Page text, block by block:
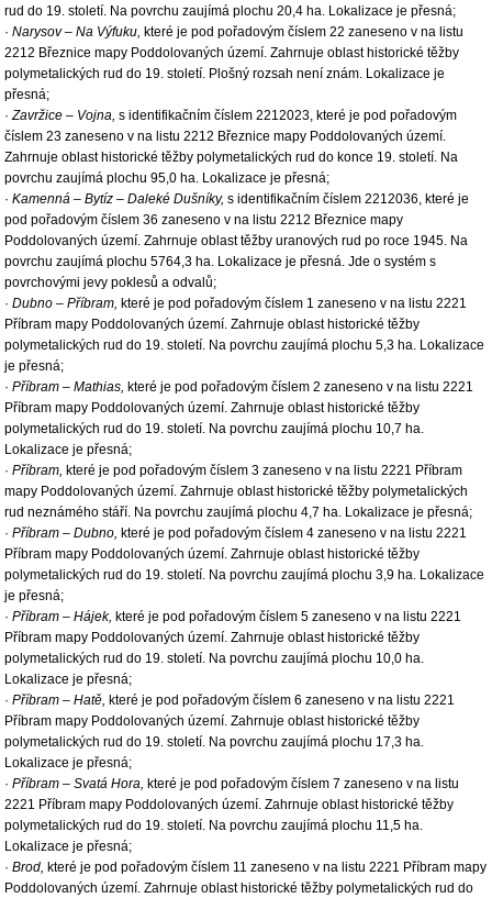
rud do 19. století. Na povrchu zaujímá plochu 20,4 ha. Lokalizace je přesná;
·Narysov – Na Výfuku, které je pod pořadovým číslem 22 zaneseno v na listu
2212 Březnice mapy Poddolovaných území. Zahrnuje oblast historické těžby
polymetalických rud do 19. století. Plošný rozsah není znám. Lokalizace je
přesná;
·Zavržice – Vojna, s identifikačním číslem 2212023, které je pod pořadovým
číslem 23 zaneseno v na listu 2212 Březnice mapy Poddolovaných území.
Zahrnuje oblast historické těžby polymetalických rud do konce 19. století. Na
povrchu zaujímá plochu 95,0 ha. Lokalizace je přesná;
·Kamenná – Bytíz – Daleké Dušníky,s identifikačním číslem 2212036, které je
pod pořadovým číslem 36 zaneseno v na listu 2212 Březnice mapy
Poddolovaných území. Zahrnuje oblast těžby uranových rud po roce 1945. Na
povrchu zaujímá plochu 5764,3 ha. Lokalizace je přesná. Jde o systém s
povrchovými jevy poklesů a odvalů;
·Dubno – Příbram,které je pod pořadovým číslem 1 zaneseno v na listu 2221
Příbram mapy Poddolovaných území. Zahrnuje oblast historické těžby
polymetalických rud do 19. století. Na povrchu zaujímá plochu 5,3 ha. Lokalizace
je přesná;
·Příbram – Mathias,které je pod pořadovým číslem 2 zaneseno v na listu 2221
Příbram mapy Poddolovaných území. Zahrnuje oblast historické těžby
polymetalických rud do 19. století. Na povrchu zaujímá plochu 10,7 ha.
Lokalizace je přesná;
·Příbram,které je pod pořadovým číslem 3 zaneseno v na listu 2221 Příbram
mapy Poddolovaných území. Zahrnuje oblast historické těžby polymetalických
rud neznámého stáří. Na povrchu zaujímá plochu 4,7 ha. Lokalizace je přesná;
·Příbram – Dubno,které je pod pořadovým číslem 4 zaneseno v na listu 2221
Příbram mapy Poddolovaných území. Zahrnuje oblast historické těžby
polymetalických rud do 19. století. Na povrchu zaujímá plochu 3,9 ha. Lokalizace
je přesná;
·Příbram – Hájek,které je pod pořadovým číslem 5 zaneseno v na listu 2221
Příbram mapy Poddolovaných území. Zahrnuje oblast historické těžby
polymetalických rud do 19. století. Na povrchu zaujímá plochu 10,0 ha.
Lokalizace je přesná;
·Příbram – Hatě,které je pod pořadovým číslem 6 zaneseno v na listu 2221
Příbram mapy Poddolovaných území. Zahrnuje oblast historické těžby
polymetalických rud do 19. století. Na povrchu zaujímá plochu 17,3 ha.
Lokalizace je přesná;
·Příbram – Svatá Hora,které je pod pořadovým číslem 7 zaneseno v na listu
2221 Příbram mapy Poddolovaných území. Zahrnuje oblast historické těžby
polymetalických rud do 19. století. Na povrchu zaujímá plochu 11,5 ha.
Lokalizace je přesná;
·Brod,které je pod pořadovým číslem 11 zaneseno v na listu 2221 Příbram mapy
Poddolovaných území. Zahrnuje oblast historické těžby polymetalických rud do